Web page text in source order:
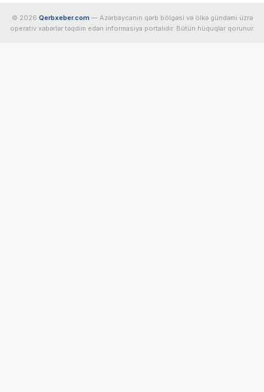
© 2026 Qerbxeber.com — Azərbaycanın qərb bölgəsi və ölkə gündəmi üzrə
operativ xəbərlər təqdim edən informasiya portalıdır. Bütün hüquqlar qorunur.